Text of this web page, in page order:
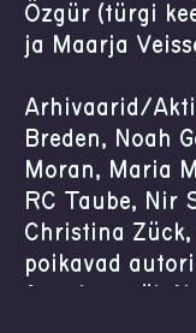
Özgür (türgi
ja Maarja
Arhivaarid/
Breden, Noah
Moran, Maria
RC Taube, Nir
Christina
põikavad